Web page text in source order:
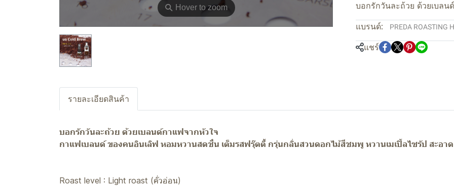
⚲ Hover to zoom
บอกรักวันละถ้วย ด้วยเบลน
แบรนด์: PREDA ROASTING
แชร์
รายละเอียดสินค้า
บอกรักวันละถ้วย ด้วยเบลนด์กาแฟจากหัวใจ
กาแฟเบลนด์ ของคนอินเลิฟ หอมหวานสดชื่น เต็มรสฟรุ๊ตตี้ กรุ่นกลิ่นสวนดอกไม้สีชมพู หวานเมเปิ้ลไซรัป สะอา
Roast level : Light roast (คั่วอ่อน)